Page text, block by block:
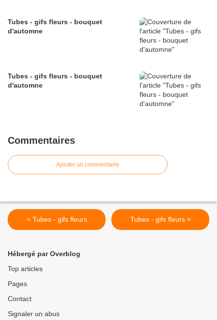
Tubes - gifs fleurs - bouquet
d'automne
Tubes - gifs fleurs - bouquet
d'automne
Commentaires
Ajouter un commentaire
< Tubes - gifs fleurs Tubes - gifs fleurs >
Hébergé par Overblog
Top articles
Pages
Contact
Signaler un abus